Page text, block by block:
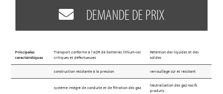
DEMANDE DE PRIX
Principales
caractéristiques
Transport conforme à l'ADR de batteries lithium-ion
critiques et défectueuses
Rétention des liquides et des
solides
construction résistante à la pression verrouillage sûr et résistant
système intégré de conduite et de filtration des gaz
Neutralisation des gaz nocifs
produits